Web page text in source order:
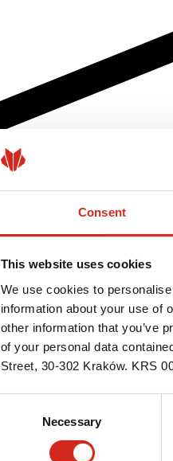
Consent
This website uses cookies
We use cookies to
information about your use of
other information that you’ve
of your personal data
Street, 30-302 Kraków. KRS
Necessary